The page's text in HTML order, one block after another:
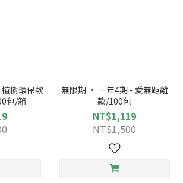
樹環保款
包/箱
無限期 · 一年4期 - 愛無距離
款/100包
NT$1,119
NT$1,500